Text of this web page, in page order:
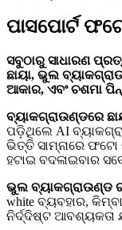
ପାସପୋର୍ଟ
ସବୁଠାରୁ ସାଧାରଣ
ଛାୟା, ଭୁଲ
ଆକାର, ଏବଂ ଚଶମା
ବ୍ୟାକଗ୍ରାଉଣ୍ଡରେ
ପଡ଼ିଥିଲେ AI
ଭିତ୍ତି ସାମ୍ନାରେ ଫଟୋ
ହଟାଇ ବଦଳାଇବାର
ଭୁଲ ବ୍ୟାକଗ୍ରାଉଣ୍ଡ
white ବ୍ୟବହାର, କିମ୍ବା
ନିର୍ଦ୍ଦିଷ୍ଟ ଆବଶ୍ୟକତା